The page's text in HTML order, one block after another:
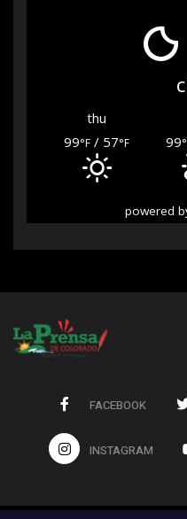
thu
99°F / 57°F 99
powered
FACEBOOK
INSTAGRAM